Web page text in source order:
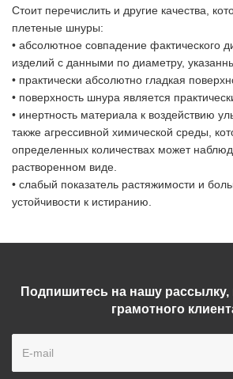
Стоит перечислить и другие качества,
плетеные шнуры:
• абсолютное совпадение фактического
изделий с данными по диаметру,
• практически абсолютно гладкая
• поверхность шнура является
• инертность материала к воздействию
также агрессивной химической среды,
определенных количествах может
растворенном виде.
• слабый показатель растяжимости и
устойчивости к истиранию.
Подпишитесь на нашу рассылку,
грамотного